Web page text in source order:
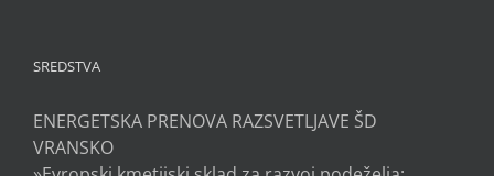
SREDSTVA
ENERGETSKA PRENOVA RAZSVETLJAVE ŠD
VRANSKO